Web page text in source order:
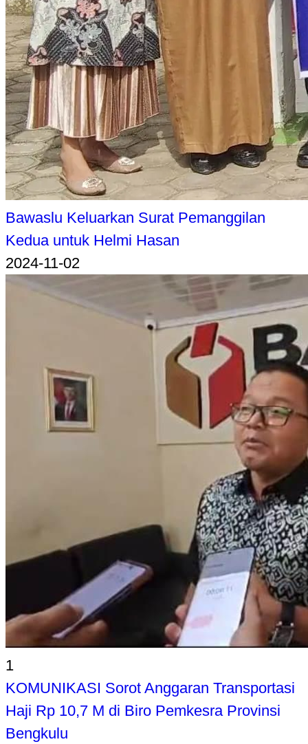
Bawaslu Keluarkan Surat Pemanggilan
Kedua untuk Helmi Hasan
2024-11-02
1
KOMUNIKASI Sorot Anggaran Transportasi
Haji Rp 10,7 M di Biro Pemkesra Provinsi
Bengkulu